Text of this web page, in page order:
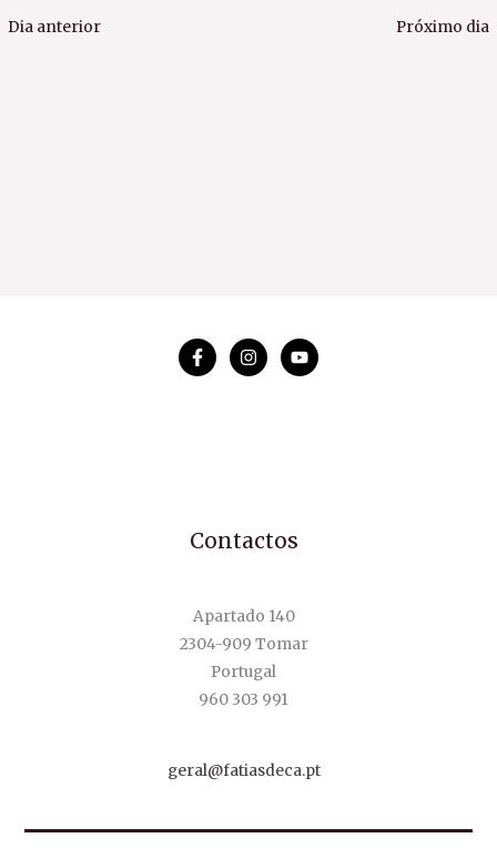
Dia anterior Próximo dia
Contactos
Apartado 140
2304-909 Tomar
Portugal
960 303 991
geral@fatiasdeca.pt